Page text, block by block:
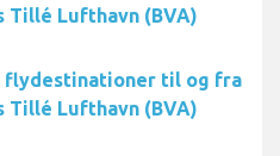
Tillé Lufthavn (BVA)
flydestinationer til og fra
Tillé Lufthavn (BVA)